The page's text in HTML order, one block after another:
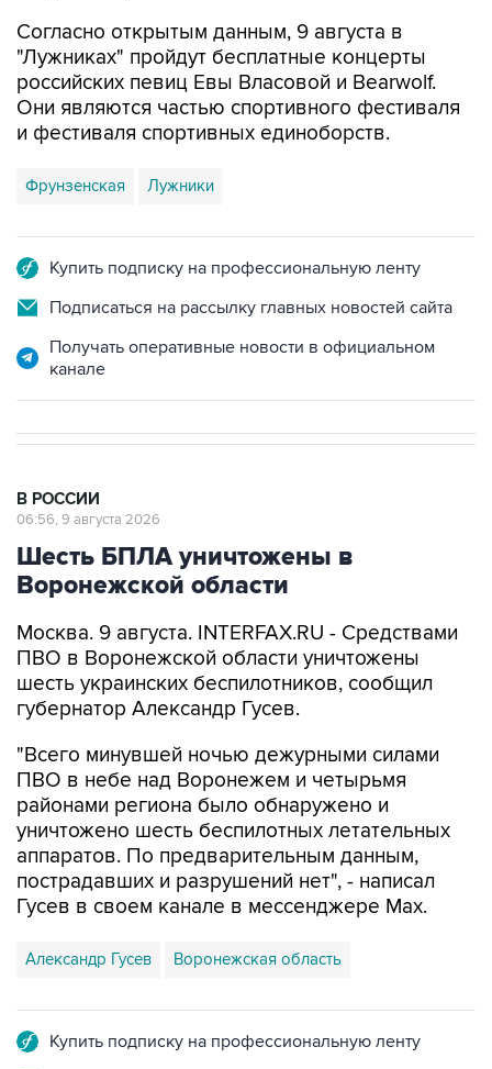
Согласно открытым данным, 9 августа в
"Лужниках" пройдут бесплатные концерты
российских певиц Евы Власовой и Bearwolf.
Они являются частью спортивного фестиваля
и фестиваля спортивных единоборств.
Фрунзенская Лужники
Купить подписку на профессиональную ленту
Подписаться на рассылку главных новостей сайта
Получать оперативные новости в официальном
канале
В РОССИИ
06:56, 9 августа 2026
Шесть БПЛА уничтожены в
Воронежской области
Москва. 9 августа. INTERFAX.RU - Средствами
ПВО в Воронежской области уничтожены
шесть украинских беспилотников, сообщил
губернатор Александр Гусев.
"Всего минувшей ночью дежурными силами
ПВО в небе над Воронежем и четырьмя
районами региона было обнаружено и
уничтожено шесть беспилотных летательных
аппаратов. По предварительным данным,
пострадавших и разрушений нет", - написал
Гусев в своем канале в мессенджере Max.
Александр Гусев Воронежская область
Купить подписку на профессиональную ленту